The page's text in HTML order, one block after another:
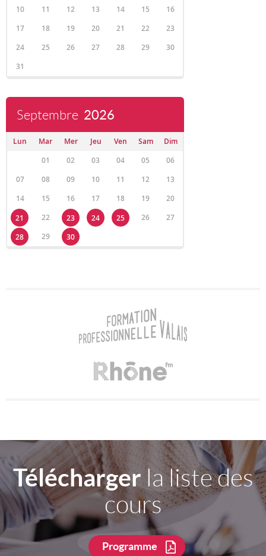
10
11 12 13 14 15
16
17
18 19 20 21 22
23
24
25 26 27 28 29
30
31
Septembre 2026
Lun Mar Mer Jeu Ven Sam
Dim
01
02 03 04 05
06
07
08 09 10 11 12
13
14
15 16 17 18 19
20
21
22 23 24 25 26
27
28
29 30
Téléchargerla liste des
cours
Programme